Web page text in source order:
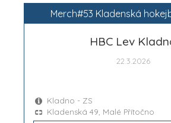
Merch#53 Kladenská
HBC Lev
22.3.2026
Kladno - ZS
Kladenská 49, Malé Přítočno